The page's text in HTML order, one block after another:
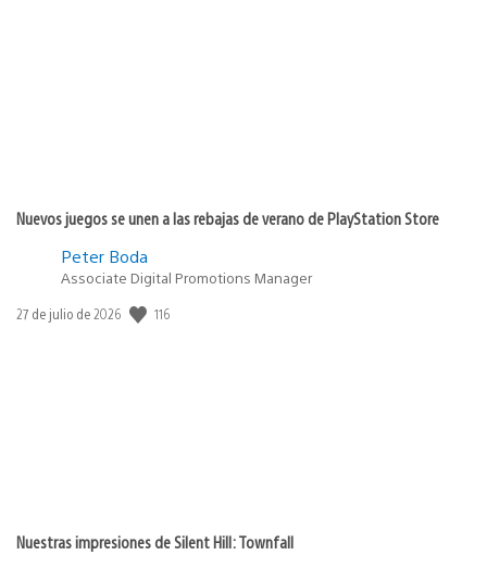
Nuevos juegos se unen a las rebajas de verano de PlayStation Store
Peter Boda
Associate Digital Promotions Manager
Fecha
27 de julio de 2026 116
Nuestras impresiones de Silent Hill: Townfall